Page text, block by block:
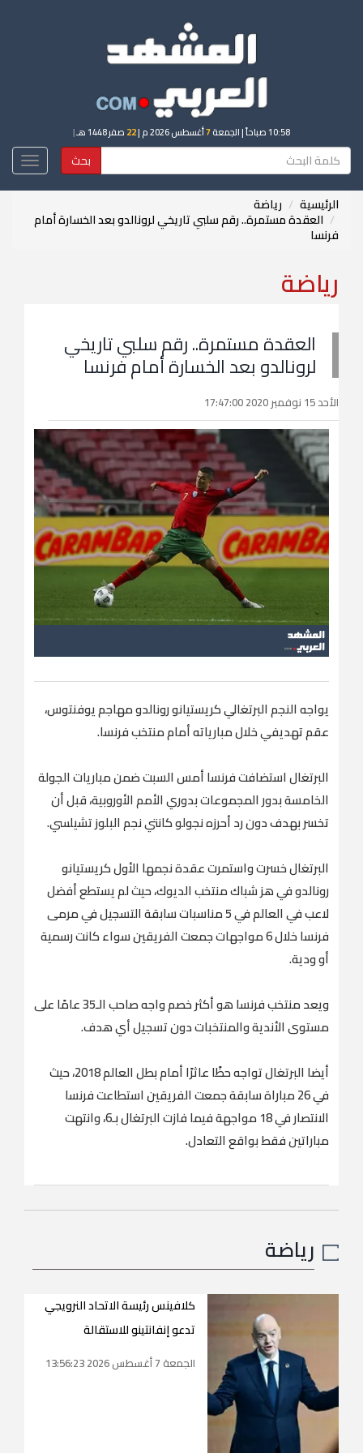
10:58 صباحاً | الجمعة7أغسطس 2026 م | 22 صفر 1448 هـ |
بحث
الرئيسية رياضة
العقدة مستمرة.. رقم سلبي تاريخي لرونالدو بعد الخسارة أمام
فرنسا
رياضة
العقدة مستمرة.. رقم سلبي تاريخي
لرونالدو بعد الخسارة أمام فرنسا
الأحد 15 نوفمبر 2020 17:47:00
يواجه النجم البرتغالي كريستيانو رونالدو مهاجم يوفنتوس،
عقم تهديفي خلال مبارياته أمام منتخب فرنسا.
البرتغال استضافت فرنسا أمس السبت ضمن مباريات الجولة
الخامسة بدور المجموعات بدوري الأمم الأوروبية، قبل أن
تخسر بهدف دون رد أحرزه نجولو كانتي نجم البلوز تشيلسي.
البرتغال خسرت واستمرت عقدة نجمها الأول كريستيانو
رونالدو في هز شباك منتخب الديوك، حيث لم يستطع أفضل
لاعب في العالم في 5 مناسبات سابقة التسجيل في مرمى
فرنسا خلال 6 مواجهات جمعت الفريقين سواء كانت رسمية
أو ودية.
ويعد منتخب فرنسا هو أكثر خصم واجه صاحب الـ35 عامًا على
مستوى الأندية والمنتخبات دون تسجيل أي هدف.
أيضا البرتغال تواجه حظًا عاثرًا أمام بطل العالم 2018، حيث
في 26 مباراة سابقة جمعت الفريقين استطاعت فرنسا
الانتصار في 18 مواجهة فيما فازت البرتغال بـ6، وانتهت
مباراتين فقط بواقع التعادل.
رياضة
كلافينس رئيسة الاتحاد النرويجي
تدعو إنفانتينو للاستقالة
الجمعة 7 أغسطس 2026 13:56:23